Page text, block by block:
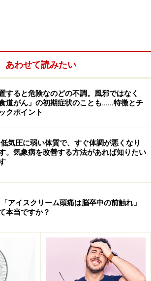
の原因はさまざまです。よく知られて
、インフルエンザウイルス、新型コロ
イルス、咽頭結膜熱、A群溶血性レン
ルパンギーナなどが含まれます。
較した福岡市の急性呼吸器感染症の報
20週（5月11日～5月17日）で全国
市47.84（1定点医療機関当たりの患者
はっきりとした有意差は認められてい
自に流行している可能性は低いと考え
の正体は、環境要因・アレル
ス感染の複合パンチか
の正体は何でしょうか？ 謎の風邪が多
あわせて読みたい
すると危険なのどの不調。風邪ではなく
食道がん」の初期症状のことも……特徴とチ
クポイント
気圧に弱い体質で、すぐ体調が悪くなり
。気象病を改善する方法があれば知りたい
アイスクリーム頭痛は脳卒中の前触れ」
本当ですか？